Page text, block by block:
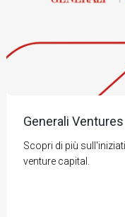
Generali Ventures
Scopri di più
venture capital.